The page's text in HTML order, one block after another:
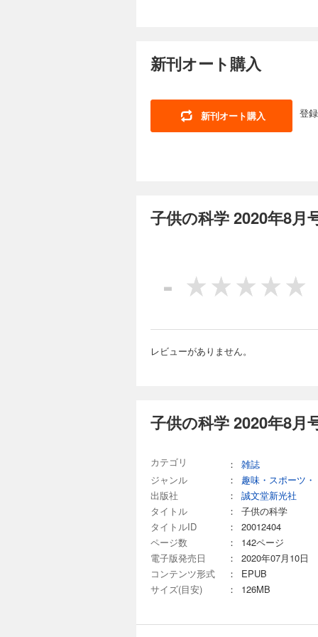
害時、君が犯罪に
でタイムスリップ!?
[別冊付録]最強の頭
見に行こう！ 南極
灯 おうちや教室ですぐできる！ トッポとチィのひまつぶし実験室 なぜ？
スト こんなの撮
ッチと動いて見え
害時に安全かどう
リーツアー8 台風の
たち。その正体は何
ともいわれるゾウの
しができません。 ※
非公開となる予定ですのでご了承ください。 目
ンタビュー まんが
る！ AkaDakoもの
を疑え！ ウソと科
FUN！ すこぶる
頭蓋骨化石
子供の科学 2025
型紙は取り外しできません。 目次 まんが にゃんと！CSI 猫科学捜査班 コカ
のひみつ コマで究
楽しもう！ 電気
ッポとチィのひま
知る!? の巻 たく
グ 第4回 Air Writer
マチック！ 球状星
き残る技術 うん
第1回 「靴下泥棒
ャン コドモノカガ
今月の特集は「錯視
ましょう！ つくり
「植物を絶滅から
回を迎えた「ビーカ
作でしくみがわかる
新技術で飛行船を“
る技術 特別企画『
トFUN！ すこぶる
ば まんが ロジカル
念！「ビーカーくん
でしょうか？その
アサリの模様や色の
支える 地盤と地下
2025 受賞者発表
る 洋上浮体式太陽
どうして？ ビーカ
陸旅行」 たくさん
ング 第2回「自動
555 宇宙はドラマ
ない！生き残る技
AIにやらせよう ヘ
粒のパワー野菜 ニ
走る！ 段ボールカ
子供の科学 2025
734円 (税込)
今月の特集は「太
うなっているのか
介。新連載は小型
録はカーネーションのペー
り取りができません。 目次 まんが にゃんと！CSI 猫科学捜査班 コカトピ！ コカプレ！ [特集]どうして今の姿に
なった？ 太陽系の謎を追え！ [新連載]じぶんだけの探検ウォッチをAIでパワーアップ！ micro:bitでレッツAIプログ
ラミング 第1回 「
海のピンチを知る!?
734円 (税込)
新刊オート購入
新刊オート購入 登
子供の科学 2020年8月
-
レビューがありません。
子供の科学 2020年8月
カテゴリ ：
雑誌
ジャンル
： 趣味・スポーツ・
出版社
：
誠文堂新光社
タイトル
：
子供の科学
タイトルID
：
20012404
ページ数
：
142ページ
電子版発売日
：
2020年07月10日
コンテンツ形式
：
EPUB
サイズ(目安)
： 126MB